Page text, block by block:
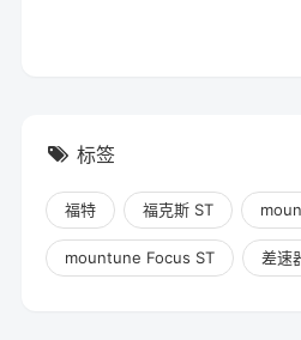
标签
福特 福克斯 ST
mountune Focus ST 差速